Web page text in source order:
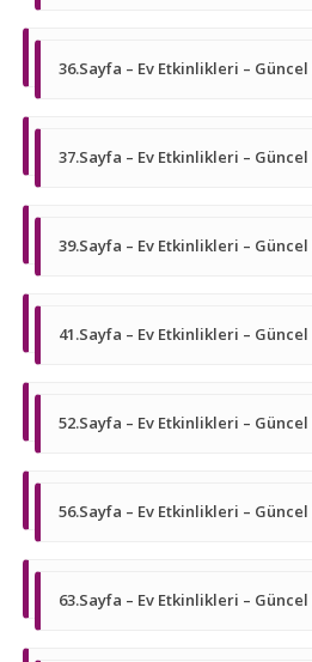
36.Sayfa – Ev Etkinlikleri –
37.Sayfa – Ev Etkinlikleri –
39.Sayfa – Ev Etkinlikleri –
41.Sayfa – Ev Etkinlikleri –
52.Sayfa – Ev Etkinlikleri –
56.Sayfa – Ev Etkinlikleri –
63.Sayfa – Ev Etkinlikleri –